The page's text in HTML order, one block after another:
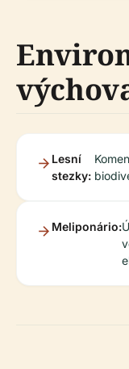
Lesní
stezky:
Meliponário: